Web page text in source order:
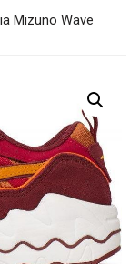
Mizuno Wave